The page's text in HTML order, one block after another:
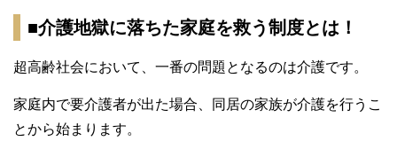
■介護地獄に落ちた家庭を救う制度とは！
超高齢社会において、一番の問題となるのは介護です。
家庭内で要介護者が出た場合、同居の家族が介護を行うこ
とから始まります。